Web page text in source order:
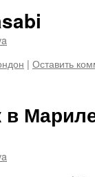
| Оставить